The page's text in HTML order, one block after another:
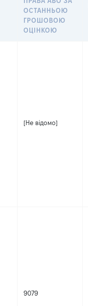
ОСТАННЬОЮ
ГРОШОВОЮ
ОЦІНКОЮ
[Не відомо]
9079